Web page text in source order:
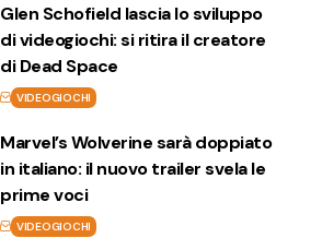
Glen Schofield lascia lo sviluppo
di videogiochi: si ritira il creatore
di Dead Space
VIDEOGIOCHI
Marvel’s Wolverine sarà doppiato
in italiano: il nuovo trailer svela le
prime voci
VIDEOGIOCHI